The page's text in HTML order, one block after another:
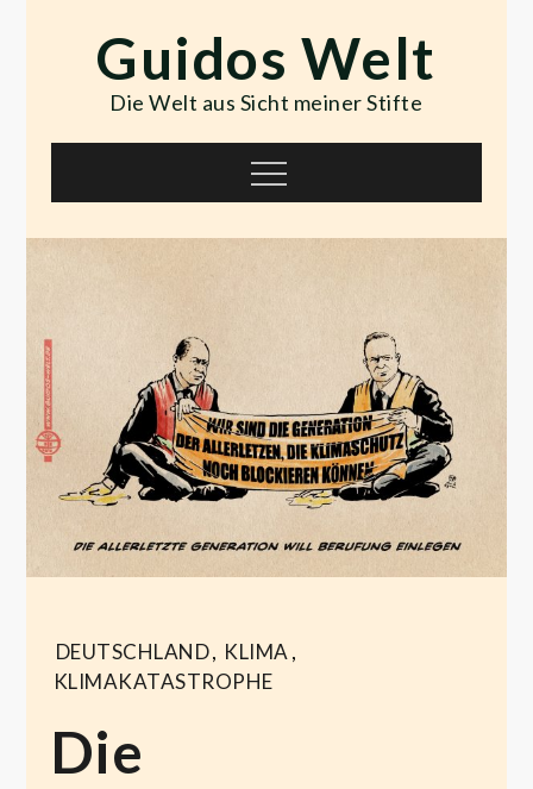
contentGuidos Welt
Die Welt aus Sicht meiner Stifte
Menu
DEUTSCHLAND, KLIMA ,
KLIMAKATASTROPHE
Die